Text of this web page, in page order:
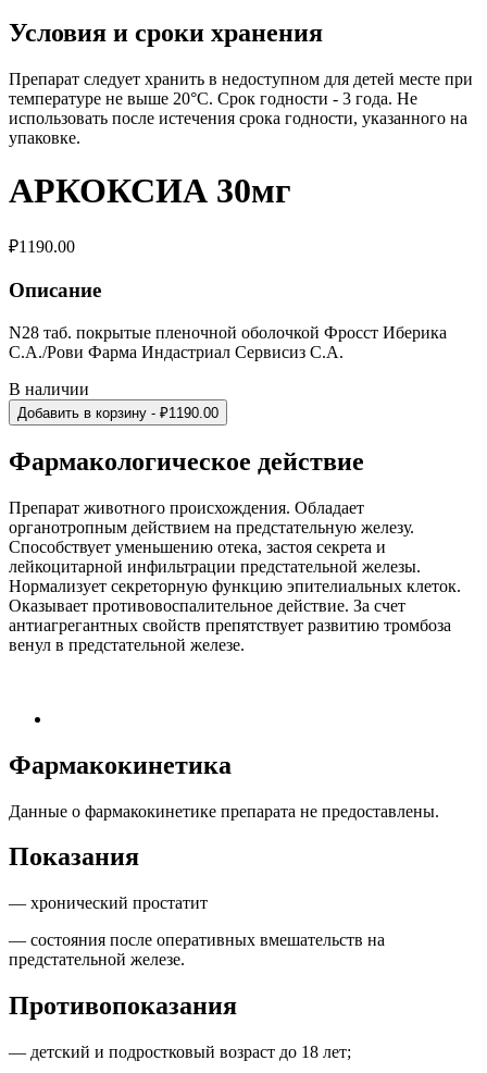
Условия и сроки хранения
Препарат следует хранить в недоступном для детей месте при
температуре не выше 20°С. Срок годности - 3 года. Не
использовать после истечения срока годности, указанного на
упаковке.
АРКОКСИА 30мг
₽1190.00
Описание
N28 таб. покрытые пленочной оболочкой Фросст Иберика
С.А./Рови Фарма Индастриал Сервисиз С.А.
В наличии
Добавить в корзину - ₽1190.00
Фармакологическое действие
Препарат животного происхождения. Обладает
органотропным действием на предстательную железу.
Способствует уменьшению отека, застоя секрета и
лейкоцитарной инфильтрации предстательной железы.
Нормализует секреторную функцию эпителиальных клеток.
Оказывает противовоспалительное действие. За счет
антиагрегантных свойств препятствует развитию тромбоза
венул в предстательной железе.
Фармакокинетика
Данные о фармакокинетике препарата не предоставлены.
Показания
— хронический простатит
— состояния после оперативных вмешательств на
предстательной железе.
Противопоказания
— детский и подростковый возраст до 18 лет;